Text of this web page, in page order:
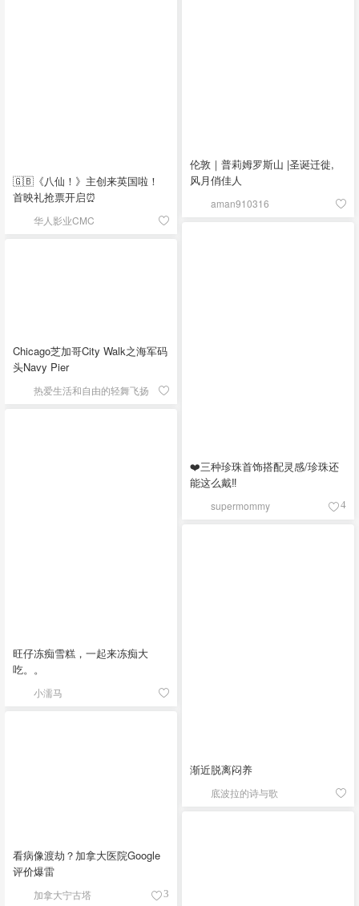
🇬🇧《八仙！》主创来英国啦！
首映礼抢票开启⏰
华人影业CMC
伦敦｜普莉姆罗斯山 |圣诞迁徙,
风月俏佳人
aman910316
❤️三种珍珠首饰搭配灵感/珍珠还
能这么戴‼️
supermommy 4
Chicago芝加哥City Walk之海军码
头Navy Pier
热爱生活和自由的轻舞飞扬
旺仔冻痴雪糕，一起来冻痴大
吃。。
小濡马
渐近脱离闷养
底波拉的诗与歌
看病像渡劫？加拿大医院Google
评价爆雷
加拿大宁古塔 3